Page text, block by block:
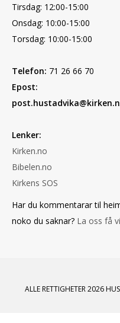
Tirsdag: 12:00-15:00
Onsdag: 10:00-15:00
Torsdag: 10:00-15:00
Telefon: 71 26 66 70
Epost:
Lenker:
Kirken.no
Bibelen.no
Kirkens SOS
Har du kommentarar til
noko du saknar? La oss få
ALLE RETTIGHETER 2026